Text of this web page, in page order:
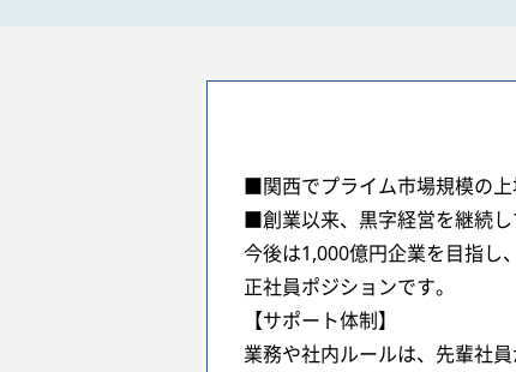
■関西でプライム市場規模の上
■創業以来、黒字経営を継続し
今後は1,000億円企業を目指し
正社員ポジションです。
【サポート体制】
業務や社内ルールは、先輩社